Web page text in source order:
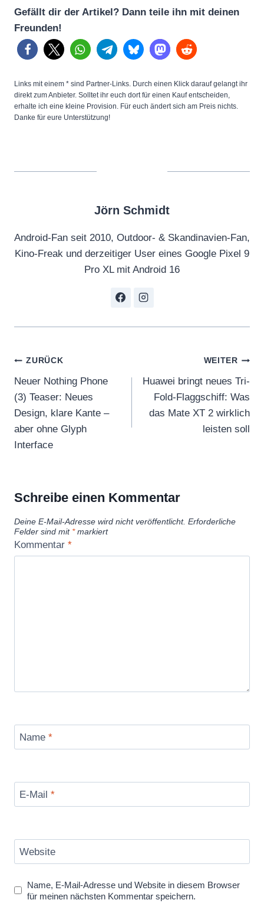
Gefällt dir der Artikel? Dann teile ihn mit deinen
Freunden!
Links mit einem * sind Partner-Links. Durch einen Klick darauf gelangt ihr
direkt zum Anbieter. Solltet ihr euch dort für einen Kauf entscheiden,
erhalte ich eine kleine Provision. Für euch ändert sich am Preis nichts.
Danke für eure Unterstützung!
Jörn Schmidt
Android-Fan seit 2010, Outdoor- & Skandinavien-Fan,
Kino-Freak und derzeitiger User eines Google Pixel 9
Pro XL mit Android 16
Beitragsnavigation
ZURÜCK
Neuer Nothing Phone
(3) Teaser: Neues
Design, klare Kante –
aber ohne Glyph
Interface
WEITER
Huawei bringt neues Tri-
Fold-Flaggschiff: Was
das Mate XT 2 wirklich
leisten soll
Schreibe einen Kommentar
Deine E-Mail-Adresse wird nicht veröffentlicht. Erforderliche
Felder sind mit *markiert
Kommentar *
Name *
E-Mail *
Website
Name, E-Mail-Adresse und Website in diesem Browser
für meinen nächsten Kommentar speichern.